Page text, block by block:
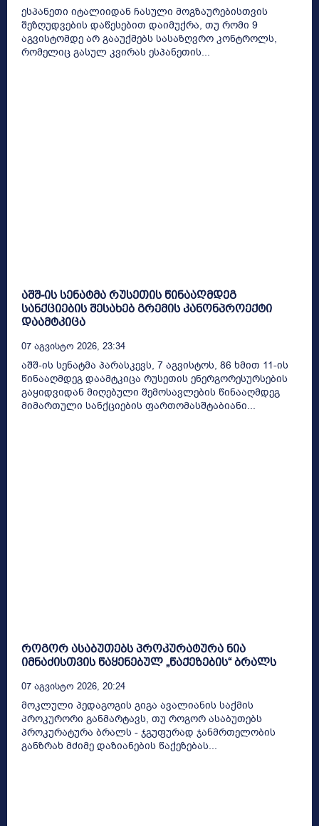
ესპანეთი იტალიიდან ჩასული მოგზაურებისთვის
შეზღუდვების დაწესებით დაიმუქრა, თუ რომი 9
აგვისტომდე არ გააუქმებს სასაზღვრო კონტროლს,
რომელიც გასულ კვირას ესპანეთის...
აშშ-ის სენატმა რუსეთის წინააღმდეგ
სანქციების შესახებ გრემის კანონპროექტი
დაამტკიცა
07 Აგვისტო 2026, 23:34
აშშ-ის სენატმა პარასკევს, 7 აგვისტოს, 86 ხმით 11-ის
წინააღმდეგ დაამტკიცა რუსეთის ენერგორესურსების
გაყიდვიდან მიღებული შემოსავლების წინააღმდეგ
მიმართული სანქციების ფართომასშტაბიანი...
როგორ ასაბუთებს პროკურატურა ნია
იმნაძისთვის წაყენებულ „წაქეზების“ ბრალს
07 Აგვისტო 2026, 20:24
მოკლული პედაგოგის გიგა ავალიანის საქმის
პროკურორი განმარტავს, თუ როგორ ასაბუთებს
პროკურატურა ბრალს - ჯგუფურად ჯანმრთელობის
განზრახ მძიმე დაზიანების წაქეზებას...